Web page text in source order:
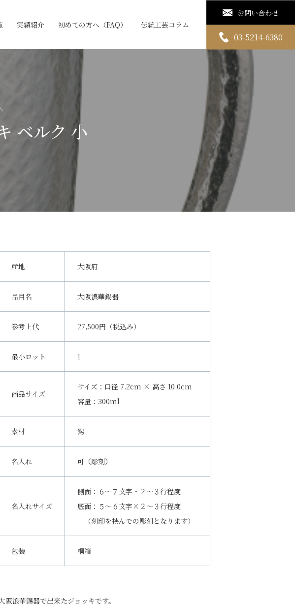
実績紹介 初めての方へ（FAQ） 伝統工芸コラム
お問い合わせ
03-5214-6380
ベルク 小
産地 大阪府
品目名 大阪浪華錫器
参考上代 27,500円（税込み）
最小ロット 1
商品サイズ
サイズ：口径 7.2cm × 高さ 10.0cm
容量：300ml
素材 錫
名入れ 可（彫刻）
名入れサイズ
側面：６～７文字・２～３行程度
底面：５～６文字×２～３行程度
（刻印を挟んでの彫刻となります）
包装 桐箱
阪浪華錫器で出来たジョッキです。